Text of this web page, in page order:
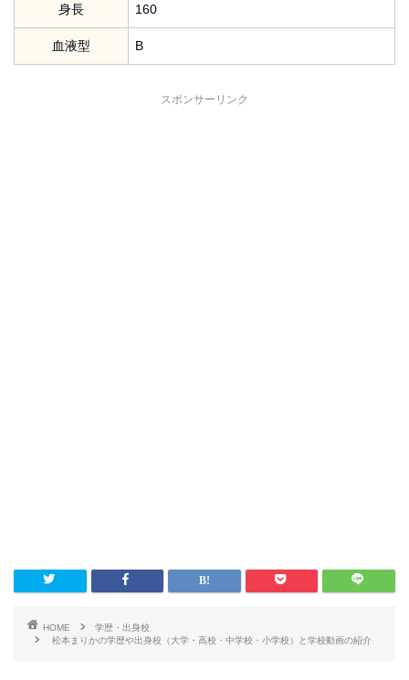
身長 160
血液型 B
スポンサーリンク
HOME
学歴・出身校
松本まりかの学歴や出身校（大学・高校・中学校・小学校）と学校動画の紹介